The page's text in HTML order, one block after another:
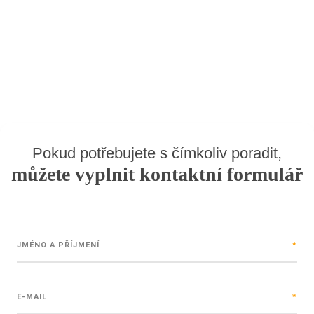
Pokud potřebujete s čímkoliv poradit,
můžete vyplnit kontaktní formulář
JMÉNO A PŘÍJMENÍ *
E-MAIL *